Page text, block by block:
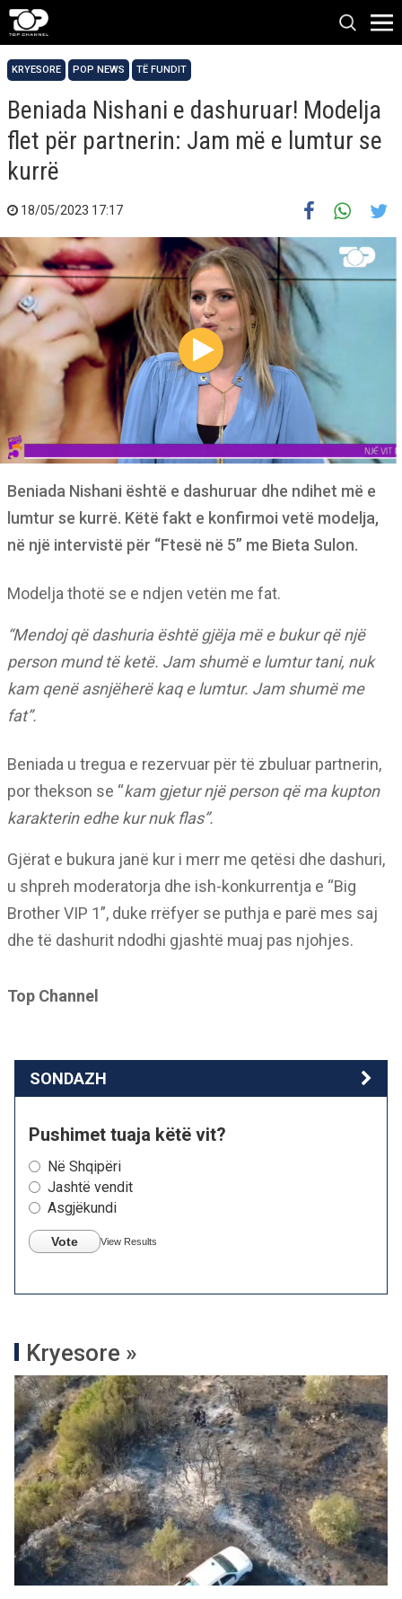
KRYESORE POP NEWS TË FUNDIT
Beniada Nishani e dashuruar! Modelja
flet për partnerin: Jam më e lumtur se
kurrë
18/05/2023 17:17
Beniada Nishani është e dashuruar dhe ndihet më e
lumtur se kurrë. Këtë fakt e konfirmoi vetë modelja,
në një intervistë për “Ftesë në 5” me Bieta Sulon.
Modelja thotë se e ndjen vetën me fat.
“Mendoj që dashuria është gjëja më e bukur që një
person mund të ketë. Jam shumë e lumtur tani, nuk
kam qenë asnjëherë kaq e lumtur. Jam shumë me
fat”.
Beniada u tregua e rezervuar për të zbuluar partnerin,
por thekson se “kam gjetur një person që ma kupton
karakterin edhe kur nuk flas”.
Gjërat e bukura janë kur i merr me qetësi dhe dashuri,
u shpreh moderatorja dhe ish-konkurrentja e “Big
Brother VIP 1”, duke rrëfyer se puthja e parë mes saj
dhe të dashurit ndodhi gjashtë muaj pas njohjes.
Top Channel
SONDAZH
Pushimet tuaja këtë vit?
Në Shqipëri
Jashtë vendit
Asgjëkundi
Vote View Results
Kryesore »